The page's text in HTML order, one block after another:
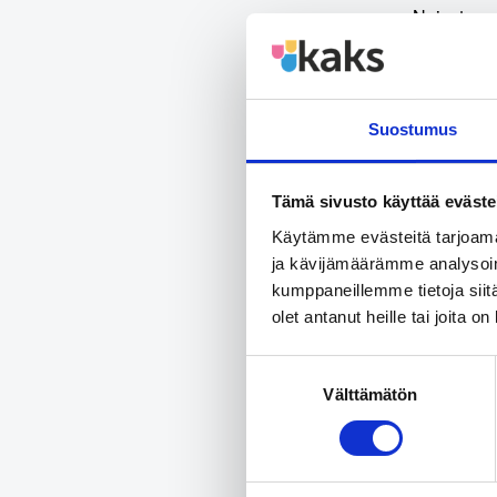
Suostumus
Tämä sivusto käyttää
Käytämme evästeitä
ja kävijämäärämme
kumppaneillemme tietoja
olet antanut heille tai joita
Välttämätön
Naiset
Kaikista
joita
energian
Gallup
Koko
Jaa